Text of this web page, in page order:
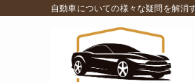
自動車についての様々な疑問を解消